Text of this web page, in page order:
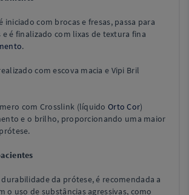
iniciado com brocas e fresas, passa para
e é finalizado com lixas de textura fina
.
com escova macia e Vipi Bril
com Crosslink (líquidoOrto Cor)
e o brilho, proporcionando uma maior
da prótese, é recomendada a
o uso de substâncias agressivas, como